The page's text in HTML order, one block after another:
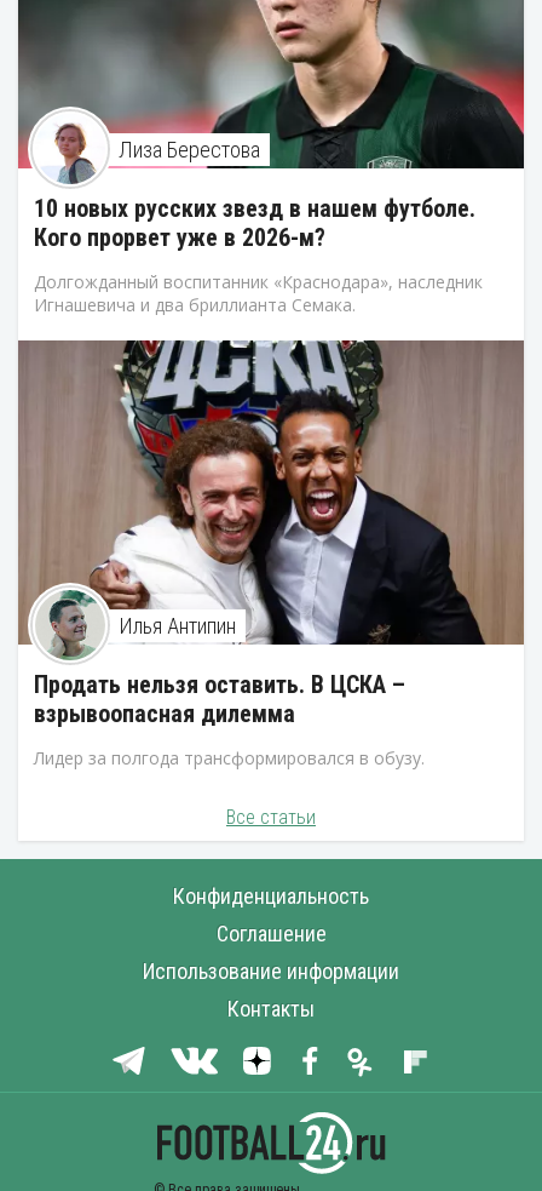
Лиза Берестова
10 новых русских звезд в нашем футболе.
Кого прорвет уже в 2026-м?
Долгожданный воспитанник «Краснодара», наследник
Игнашевича и два бриллианта Семака.
Илья Антипин
Продать нельзя оставить. В ЦСКА –
взрывоопасная дилемма
Лидер за полгода трансформировался в обузу.
Все статьи
Конфиденциальность
Соглашение
Использование информации
Контакты